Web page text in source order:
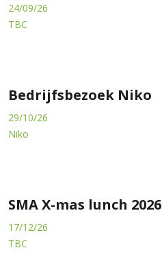
24/09/26
TBC
Bedrijfsbezoek Niko
29/10/26
Niko
SMA X-mas lunch 2026
17/12/26
TBC